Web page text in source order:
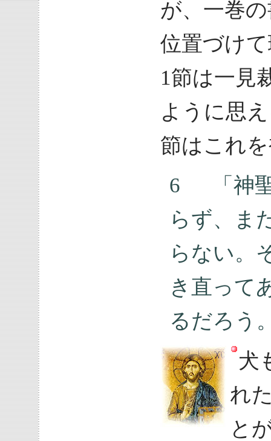
が、一巻
位置づけ
1節は一見
ように思
節はこれ
6 「神聖
らず、ま
らない。
き直って
るだろう
犬
れ
と